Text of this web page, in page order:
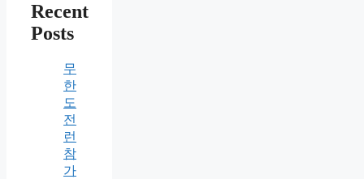
Recent
Posts
무
한
도
전
런
참
가